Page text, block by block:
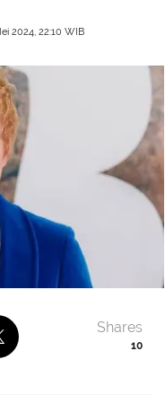
2024, 22:10 WIB
10
Shares